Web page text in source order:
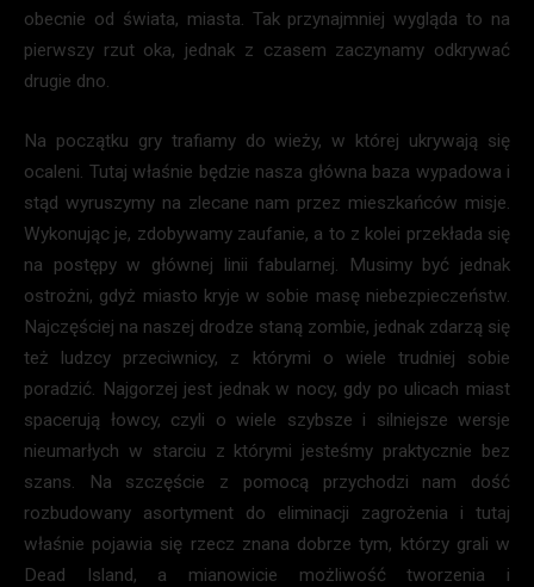
obecnie od świata, miasta. Tak przynajmniej wygląda to na
pierwszy rzut oka, jednak z czasem zaczynamy odkrywać
drugie dno.
Na początku gry trafiamy do wieży, w której ukrywają się
ocaleni. Tutaj właśnie będzie nasza główna baza wypadowa i
stąd wyruszymy na zlecane nam przez mieszkańców misje.
Wykonując je, zdobywamy zaufanie, a to z kolei przekłada się
na postępy w głównej linii fabularnej. Musimy być jednak
ostrożni, gdyż miasto kryje w sobie masę niebezpieczeństw.
Najczęściej na naszej drodze staną zombie, jednak zdarzą się
też ludzcy przeciwnicy, z którymi o wiele trudniej sobie
poradzić. Najgorzej jest jednak w nocy, gdy po ulicach miast
spacerują łowcy, czyli o wiele szybsze i silniejsze wersje
nieumarłych w starciu z którymi jesteśmy praktycznie bez
szans. Na szczęście z pomocą przychodzi nam dość
rozbudowany asortyment do eliminacji zagrożenia i tutaj
właśnie pojawia się rzecz znana dobrze tym, którzy grali w
Dead Island, a mianowicie możliwość tworzenia i